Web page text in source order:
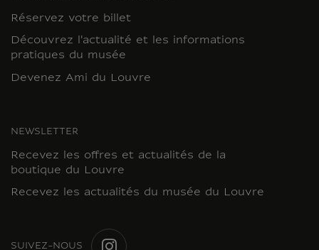
Réservez votre billet
Découvrez l'actualité et les informations
pratiques du musée
Devenez Ami du Louvre
NEWSLETTER
Recevez les offres et actualités de la
boutique du Louvre
Recevez les actualités du musée du Louvre
SUIVEZ-NOUS